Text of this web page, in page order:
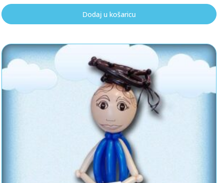
Dodaj u košaricu